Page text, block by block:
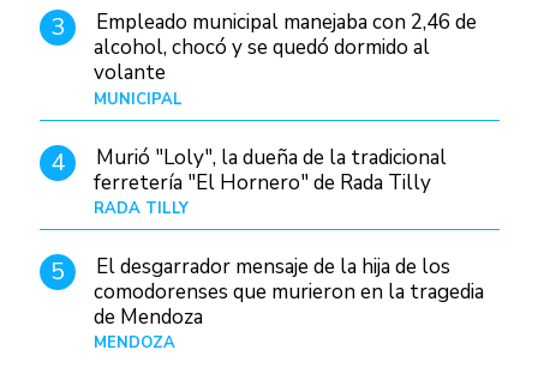
3
Empleado municipal manejaba con 2,46 de
alcohol, chocó y se quedó dormido al
volante
MUNICIPAL
4
Murió "Loly", la dueña de la tradicional
ferretería "El Hornero" de Rada Tilly
RADA TILLY
5
El desgarrador mensaje de la hija de los
comodorenses que murieron en la tragedia
de Mendoza
MENDOZA